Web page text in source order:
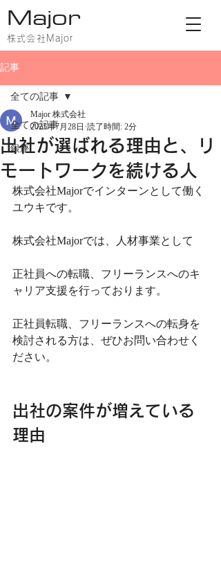
Major
株式会社Major
記事
全ての記事
銀座
全ての記事
出社が選ばれる理由と、リ
モートワークを続ける人
Major 株式会社
2025年7月28日 読了時間: 2分
株式会社Majorでインターンとして働く
ユウキです。
株式会社Majorでは、人材事業として
正社員への転職、フリーランスへのキ
ャリア支援を行っております。
正社員転職、フリーランスへの転身を
検討される方は、ぜひお問い合わせく
ださい。
出社の案件が増えている
理由